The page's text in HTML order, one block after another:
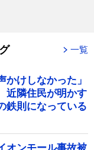
一覧
かけしなかった」
近隣住民が明かす
鉄則になっている
オンモール事故被